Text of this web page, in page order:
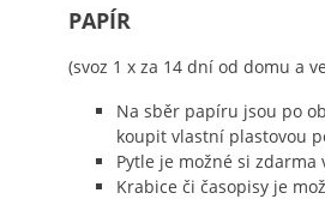
PAPÍR
(svoz 1 x za 14 dní od domu a
Na sběr papíru jsou po
koupit vlastní plastovou
Pytle je možné si
Krabice či časopisy je